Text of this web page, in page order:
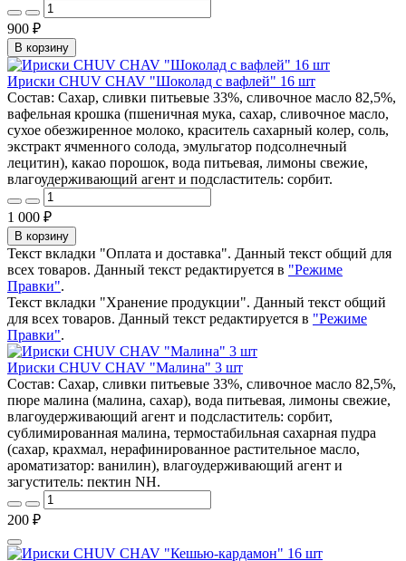
900 ₽
В корзину
Ириски CHUV CHAV "Шоколад с вафлей" 16 шт
Состав: Сахар, сливки питьевые 33%, сливочное масло 82,5%,
вафельная крошка (пшеничная мука, сахар, сливочное масло,
сухое обезжиренное молоко, краситель сахарный колер, соль,
экстракт ячменного солода, эмульгатор подсолнечный
лецитин), какао порошок, вода питьевая, лимоны свежие,
влагоудерживающий агент и подсластитель: сорбит.
1 000 ₽
В корзину
Текст вкладки "Оплата и доставка". Данный текст общий для
всех товаров. Данный текст редактируется в "Режиме
Правки".
Текст вкладки "Хранение продукции". Данный текст общий
для всех товаров. Данный текст редактируется в "Режиме
Правки".
Ириски CHUV CHAV "Малина" 3 шт
Состав: Сахар, сливки питьевые 33%, сливочное масло 82,5%,
пюре малина (малина, сахар), вода питьевая, лимоны свежие,
влагоудерживающий агент и подсластитель: сорбит,
сублимированная малина, термостабильная сахарная пудра
(сахар, крахмал, нерафинированное растительное масло,
ароматизатор: ванилин), влагоудерживающий агент и
загуститель: пектин NH.
200 ₽